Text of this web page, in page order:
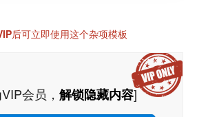
后可立即使用这个杂项模板
会员， 解锁隐藏内容]